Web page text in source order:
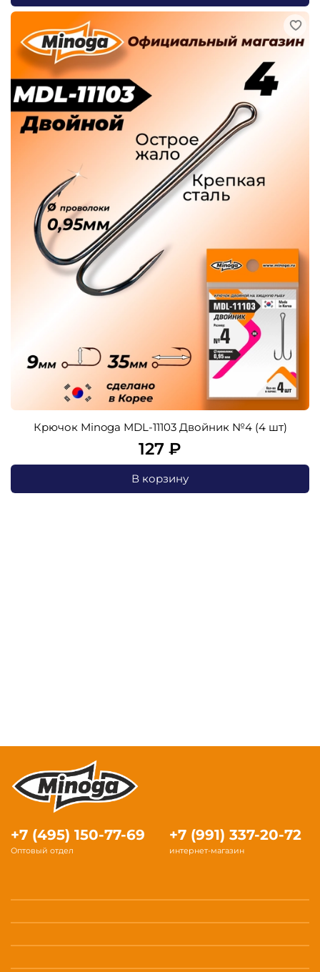
Крючок Minoga MDL-11103 Двойник №4 (4 шт)
127 ₽
В корзину
+7 (495) 150-77-69
Оптовый отдел
+7 (991) 337-20-72
интернет-магазин